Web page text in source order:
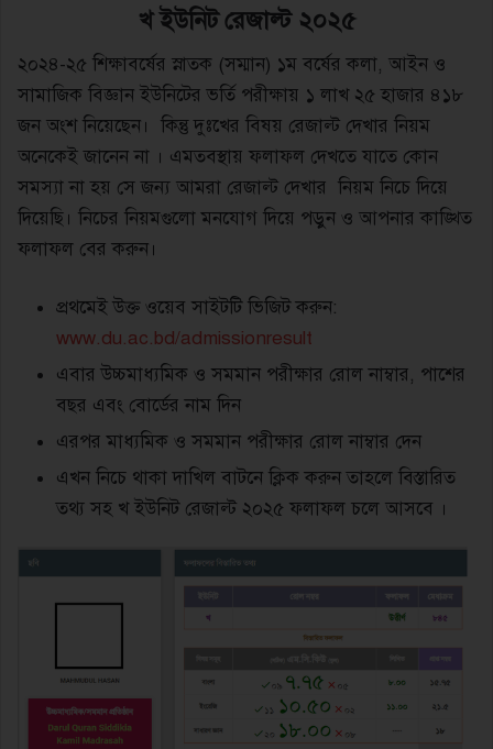
খ ইউনিট রেজাল্ট ২০২৫
২০২৪-২৫ শিক্ষাবর্ষের স্নাতক (সম্মান) ১ম বর্ষের কলা, আইন ও
সামাজিক বিজ্ঞান ইউনিটের ভর্তি পরীক্ষায় ১ লাখ ২৫ হাজার ৪১৮
জন অংশ নিয়েছেন। কিন্তু দুঃখের বিষয় রেজাল্ট দেখার নিয়ম
অনেকেই জানেন না । এমতবস্থায় ফলাফল দেখতে যাতে কোন
সমস্যা না হয় সে জন্য আমরা রেজাল্ট দেখার নিয়ম নিচে দিয়ে
দিয়েছি। নিচের নিয়মগুলো মনযোগ দিয়ে পড়ুন ও আপনার কাঙ্খিত
ফলাফল বের করুন।
প্রথমেই উক্ত ওয়েব সাইটটি ভিজিট করুন:
www.du.ac.bd/admissionresult
এবার উচ্চমাধ্যমিক ও সমমান পরীক্ষার রোল নাম্বার, পাশের
বছর এবং বোর্ডের নাম দিন
এরপর মাধ্যমিক ও সমমান পরীক্ষার রোল নাম্বার দেন
এখন নিচে থাকা দাখিল বাটনে ক্লিক করুন তাহলে বিস্তারিত
তথ্য সহ খ ইউনিট রেজাল্ট ২০২৫ ফলাফল চলে আসবে ।